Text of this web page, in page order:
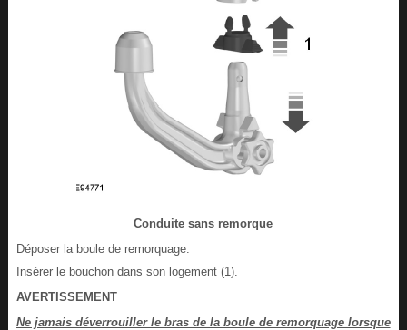
Conduite sans remorque
Déposer la boule de remorquage.
Insérer le bouchon dans son logement (1).
AVERTISSEMENT
Ne jamais déverrouiller le bras de la boule de remorquage lorsque